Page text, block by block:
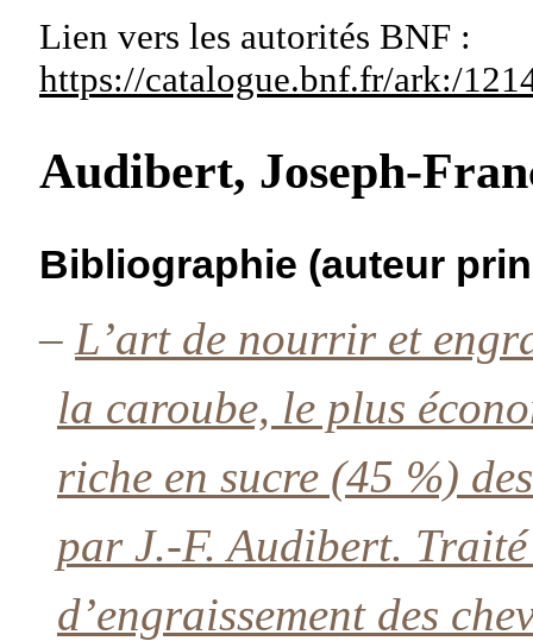
Lien vers les autorités BNF :
https://catalogue.bnf.fr/ark:/
Audibert, Joseph-
Bibliographie (auteur
– L’art de nourrir et
la caroube, le plus
riche en sucre (45 %)
par J.-F. Audibert. Traité
d’engraissement des